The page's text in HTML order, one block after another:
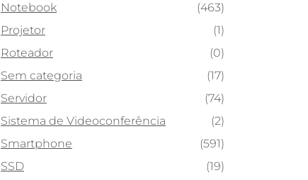
Notebook
(463)
Projetor
(1)
Roteador
(0)
Sem categoria
(17)
Servidor
(74)
Sistema de Videoconferência
(2)
Smartphone
(591)
SSD
(19)